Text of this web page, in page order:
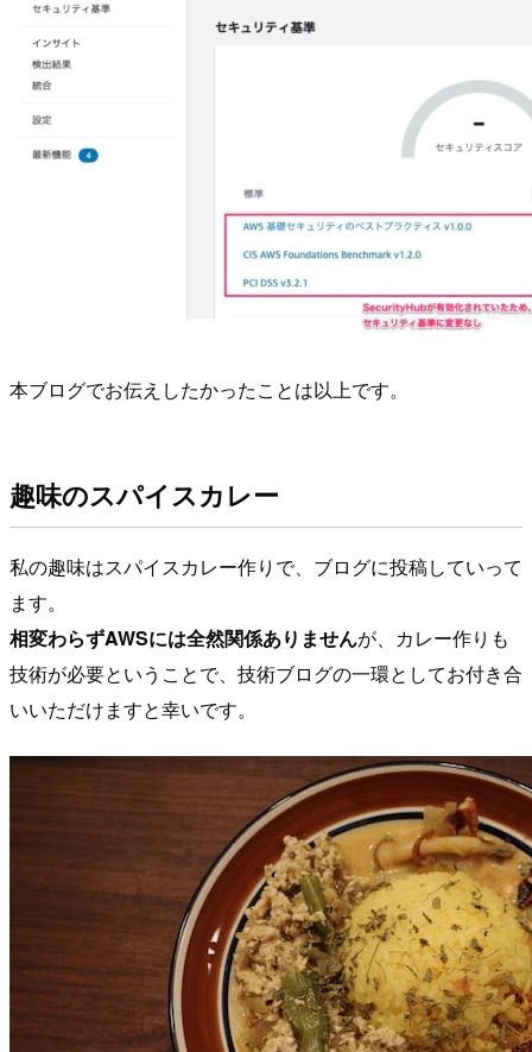
本ブログでお伝えしたかったことは以上です。
趣味のスパイスカレー
私の趣味はスパイスカレー作りで、ブログに投稿していって
ます。
相変わらずAWSには全然関係ありませんが、カレー作りも
技術が必要ということで、技術ブログの一環としてお付き合
いいただけますと幸いです。